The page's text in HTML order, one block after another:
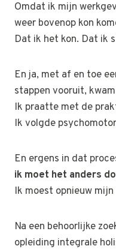
Omdat ik mijn
weer bovenop kon
Dat ik het kon. Dat ik
En ja, met af en toe
stappen vooruit,
Ik praatte met de
Ik volgde
En ergens in dat
ik moet het anders
Ik moest opnieuw
Na een behoorlijke
opleiding integrale